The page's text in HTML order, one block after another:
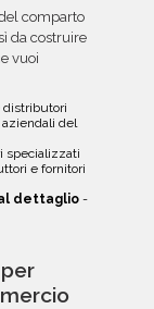
comparto
da costruire
vuoi
distributori
del
specializzati
e fornitori
dettaglio -